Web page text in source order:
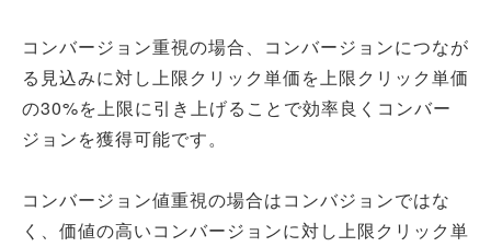
コンバージョン重視の場合、コンバージョンにつなが
る見込みに対し上限クリック単価を上限クリック単価
の30%を上限に引き上げることで効率良くコンバー
ジョンを獲得可能です。
コンバージョン値重視の場合はコンバジョンではな
く、価値の高いコンバージョンに対し上限クリック単